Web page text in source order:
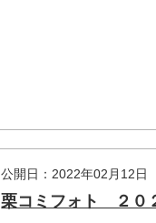
公開日：2022年02月12日
栗コミフォト ２